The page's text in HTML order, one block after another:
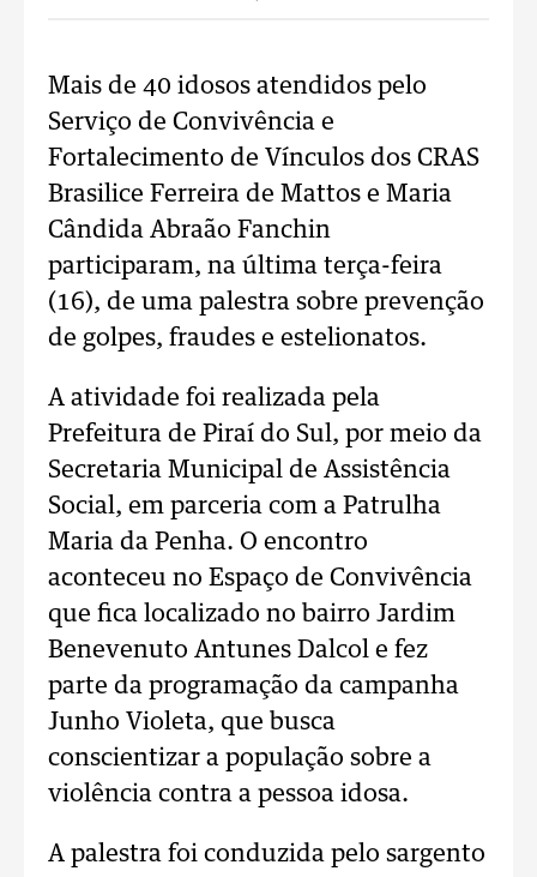
Mais de 40 idosos atendidos pelo
Serviço de Convivência e
Fortalecimento de Vínculos dos CRAS
Brasilice Ferreira de Mattos e Maria
Cândida Abraão Fanchin
participaram, na última terça-feira
(16), de uma palestra sobre prevenção
de golpes, fraudes e estelionatos.
A atividade foi realizada pela
Prefeitura de Piraí do Sul, por meio da
Secretaria Municipal de Assistência
Social, em parceria com a Patrulha
Maria da Penha. O encontro
aconteceu no Espaço de Convivência
que fica localizado no bairro Jardim
Benevenuto Antunes Dalcol e fez
parte da programação da campanha
Junho Violeta, que busca
conscientizar a população sobre a
violência contra a pessoa idosa.
A palestra foi conduzida pelo sargento